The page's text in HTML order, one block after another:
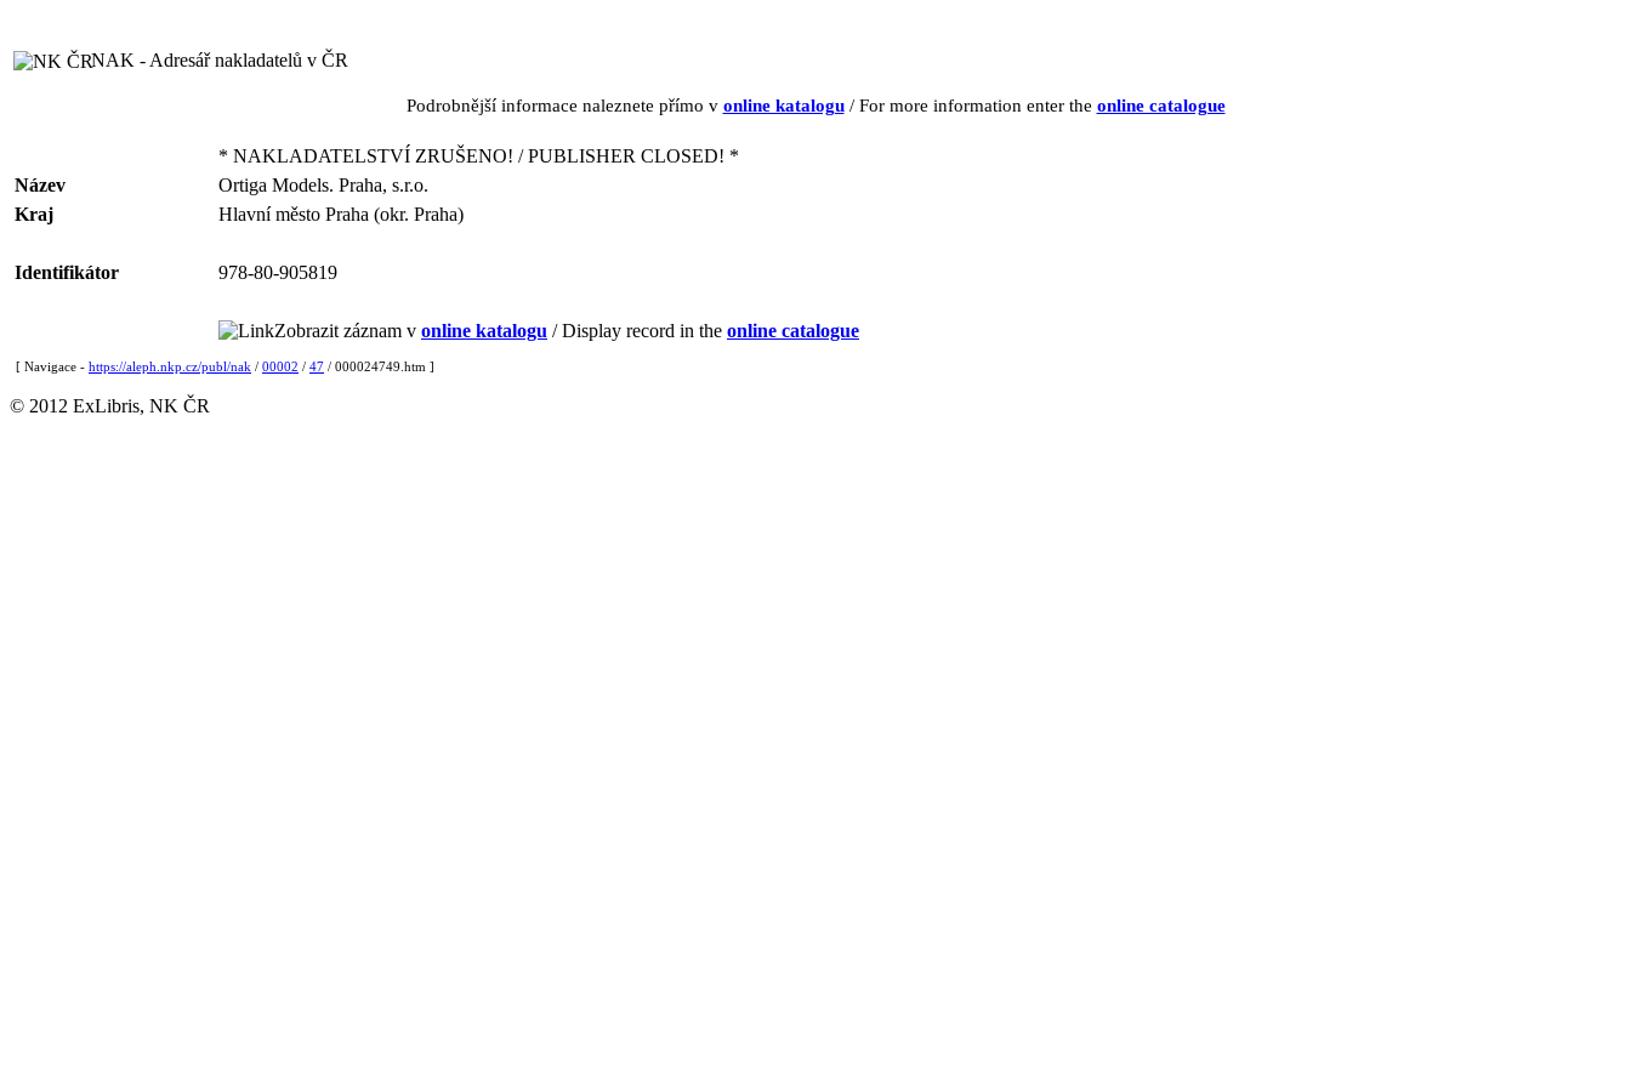
NAK - Adresář nakladatelů v ČR
Podrobnější informace naleznete přímo v online katalogu/ For more information enter the online catalogue
* NAKLADATELSTVÍ ZRUŠENO! / PUBLISHER CLOSED! *
Název
Ortiga Models. Praha, s.r.o.
Kraj
Hlavní město Praha (okr. Praha)
Identifikátor 978-80-905819
Zobrazit záznam v online katalogu / Display record in the online catalogue
[ Navigace - https://aleph.nkp.cz/publ/nak / 00002 / 47 / 000024749.htm ]
© 2012 ExLibris, NK ČR